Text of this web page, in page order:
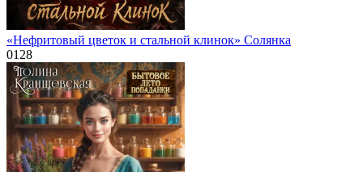
«Нефритовый цветок и стальной клинок» Солянка
0128